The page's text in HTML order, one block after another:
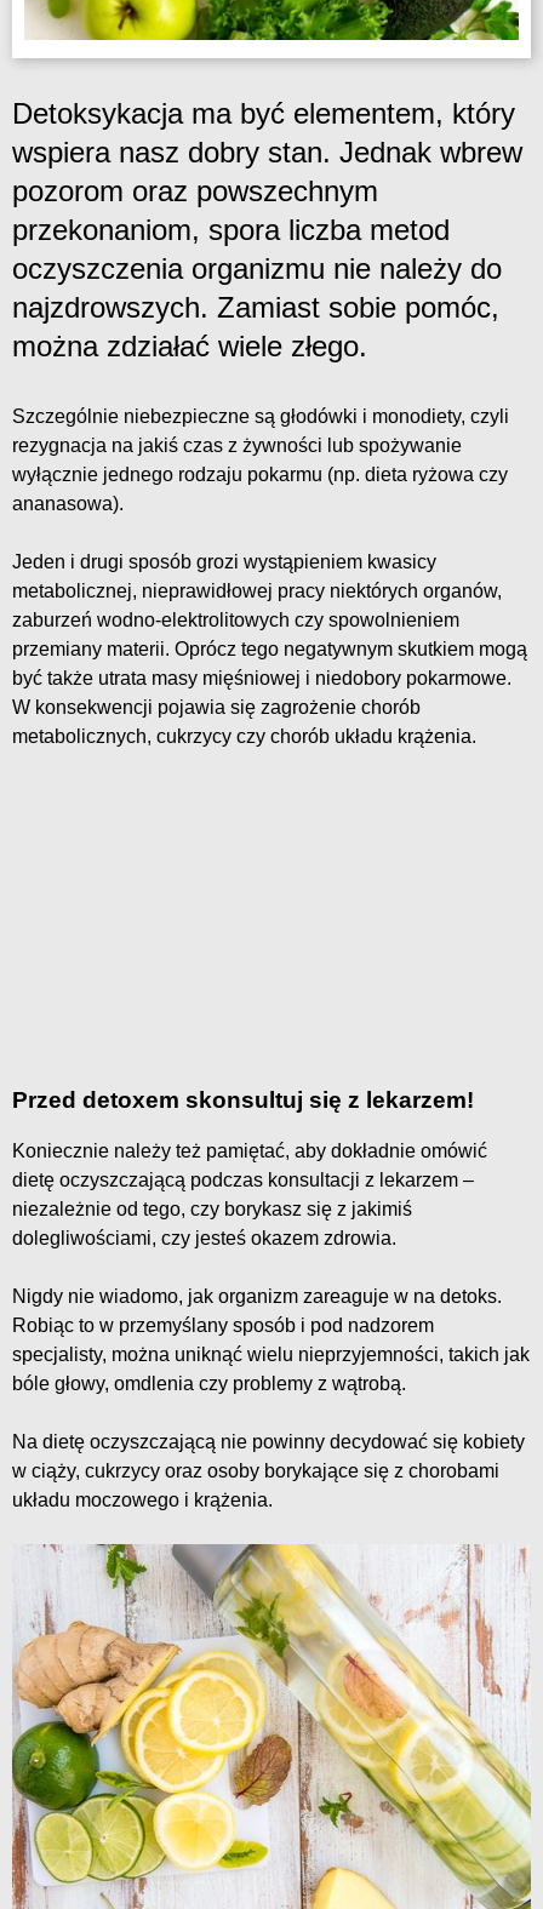
Detoksykacja ma być elementem, który
wspiera nasz dobry stan. Jednak wbrew
pozorom oraz powszechnym
przekonaniom, spora liczba metod
oczyszczenia organizmu nie należy do
najzdrowszych. Zamiast sobie pomóc,
można zdziałać wiele złego.
Szczególnie niebezpieczne są głodówki i monodiety, czyli
rezygnacja na jakiś czas z żywności lub spożywanie
wyłącznie jednego rodzaju pokarmu (np. dieta ryżowa czy
ananasowa).
Jeden i drugi sposób grozi wystąpieniem kwasicy
metabolicznej, nieprawidłowej pracy niektórych organów,
zaburzeń wodno-elektrolitowych czy spowolnieniem
przemiany materii. Oprócz tego negatywnym skutkiem mogą
być także utrata masy mięśniowej i niedobory pokarmowe.
W konsekwencji pojawia się zagrożenie chorób
metabolicznych, cukrzycy czy chorób układu krążenia.
Przed detoxem skonsultuj się z lekarzem!
Koniecznie należy też pamiętać, aby dokładnie omówić
dietę oczyszczającą podczas konsultacji z lekarzem –
niezależnie od tego, czy borykasz się z jakimiś
dolegliwościami, czy jesteś okazem zdrowia.
Nigdy nie wiadomo, jak organizm zareaguje w na detoks.
Robiąc to w przemyślany sposób i pod nadzorem
specjalisty, można uniknąć wielu nieprzyjemności, takich jak
bóle głowy, omdlenia czy problemy z wątrobą.
Na dietę oczyszczającą nie powinny decydować się kobiety
w ciąży, cukrzycy oraz osoby borykające się z chorobami
układu moczowego i krążenia.